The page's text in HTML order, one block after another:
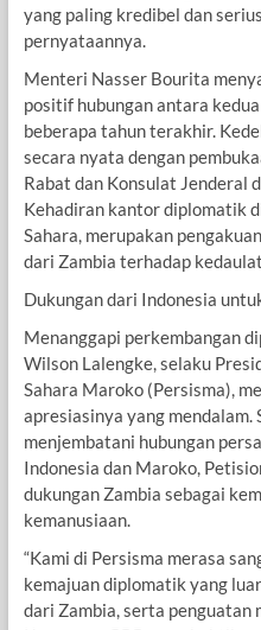
yang paling kredibel dan
pernyataannya.
Menteri Nasser Bourita
positif hubungan antara
beberapa tahun terakhir.
secara nyata dengan
Rabat dan Konsulat Jenderal
Kehadiran kantor diplomatik
Sahara, merupakan
dari Zambia terhadap
Dukungan dari Indonesia
Menanggapi perkembangan
Wilson Lalengke, selaku
Sahara Maroko (Persisma),
apresiasinya yang
menjembatani hubungan
Indonesia dan Maroko,
dukungan Zambia sebagai
kemanusiaan.
“Kami di Persisma merasa
kemajuan diplomatik yang
dari Zambia, serta penguatan